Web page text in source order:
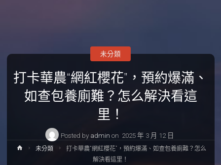
打卡華農“網紅櫻花”，預約爆滿、
如查包養廁難？怎么解決看這
里！
Posted by admin on 2025 年 3 月 12 日
未分類
Home未分類
打卡華農“網紅櫻花”，預約爆滿、如查包養廁難？怎么
解決看這里！